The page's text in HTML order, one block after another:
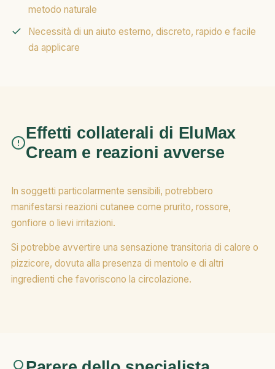
metodo naturale
Necessità di un aiuto esterno, discreto, rapido e facile
da applicare
Effetti collaterali di EluMax
Cream e reazioni avverse
In soggetti particolarmente sensibili, potrebbero
manifestarsi reazioni cutanee come prurito, rossore,
gonfiore o lievi irritazioni.
Si potrebbe avvertire una sensazione transitoria di calore o
pizzicore, dovuta alla presenza di mentolo e di altri
ingredienti che favoriscono la circolazione.